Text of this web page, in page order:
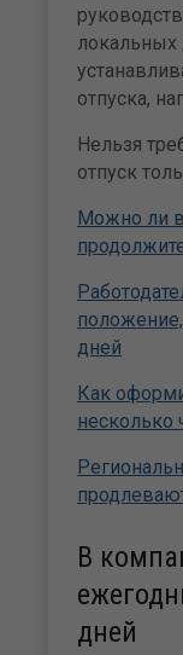
локальных
отпуска,
Нельзя
отпуск
Можно ли
дней
Как
несколько
В
дней